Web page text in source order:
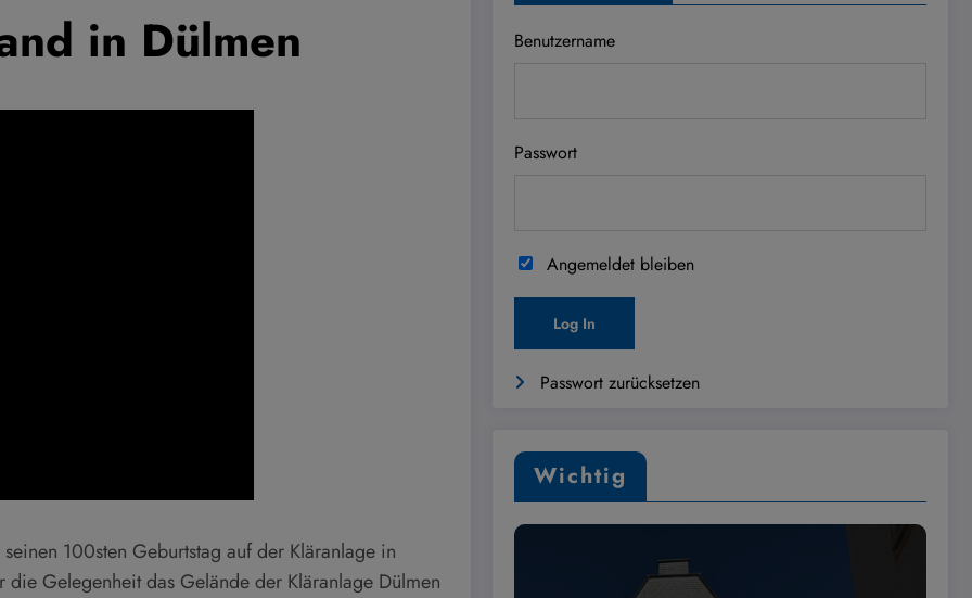
in Dülmen
100sten Geburtstag auf der Kläranlage in
die Gelegenheit das Gelände der Kläranlage Dülmen
Benutzername
Passwort
Angemeldet bleiben
Passwort zurücksetzen
Wichtig